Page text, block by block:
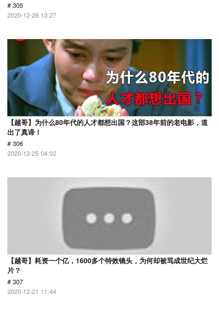
# 305
2020-12-28 13:27
【越哥】为什么80年代的人才都想出国？这部38年前的老电影，道
出了真谛！
# 306
2020-12-25 04:02
【越哥】耗资一个亿，1600多个特效镜头，为何却被骂成世纪大烂
片？
# 307
2020-12-21 11:44